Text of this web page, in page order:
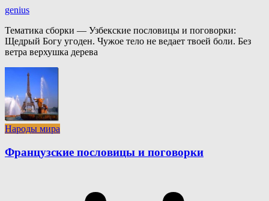
genius
Тематика сборки — Узбекские пословицы и поговорки:
Щедрый Богу угоден. Чужое тело не ведает твоей боли. Без
ветра верхушка дерева
Народы мира
Французские пословицы и поговорки